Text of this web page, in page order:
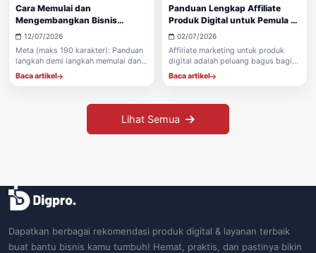
Cara Memulai dan
Mengembangkan Bisnis
Opentrip yang
12/07/2026
Meta (maks 190 karakter): Panduan
langkah demi langkah memulai dan
mengembangkan bisnis opentrip di
Indonesia, dari riset pasar hingga
keuangan. Judul: Cara Memula
Baca artikel
Panduan Lengkap Affiliate
Produk Digital untuk Pemula —
Cara Memulai, Strategi, dan
02/07/2026
Affiliate marketing untuk produk
digital adalah peluang bagus bagi
pemula yang ingin menghasilkan
pendapatan pasif tanpa perlu stok
Baca artikel
Lihat Semua
Dapatkan berbagai rekomendasi produk digital & layanan terbaik
buat bantu bisnis kamu tumbuh! Hemat, praktis, dan pastinya bikin